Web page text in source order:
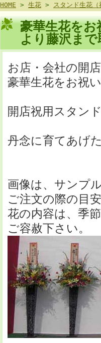
HOME > 生花 > スタンド生花
豪華生花を
より藤沢ま
お店・会社の開
豪華生花をお祝
開店祝用スタン
丹念に育てあげ
画像は、サンプ
ご注文の際の目
花の内容は、季
ご容赦下さい。